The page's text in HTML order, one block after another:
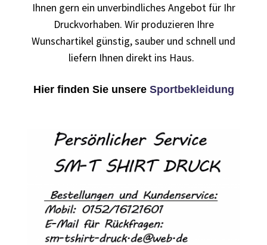
Arbeitskleidung BEDRUCKEN STUTTGART /
Berufsbekleidung
Arbeitskleidung BEDRUCKEN WAIBLINGEN /
Arbeitskleidung bedrucken Wolfsburg – Firmenlogo
Arbeitspullover bedrucken
Arbeitsshirts bedrucken – Arbeitskleidung
Ärzte T Shirts Kaufen – Motive selber gestalten und
Ihnen gern ein unverbindliches Angebot für Ihr
Druckvorhaben. Wir produzieren Ihre
Wunschartikel günstig, sauber und schnell und
liefern Ihnen direkt ins Haus.
Hier finden Sie unsere Sportbekleidung